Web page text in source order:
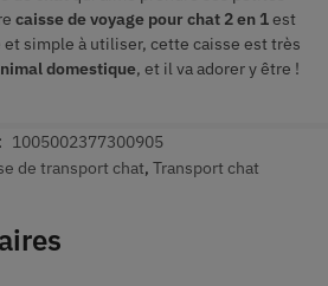
caisse de voyage pour chat 2 en 1est
simple à utiliser, cette caisse est très
domestique, et il va adorer y être !
1005002377300905
de transport chat, Transport chat